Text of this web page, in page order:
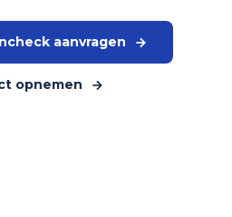
aanvragen
opnemen